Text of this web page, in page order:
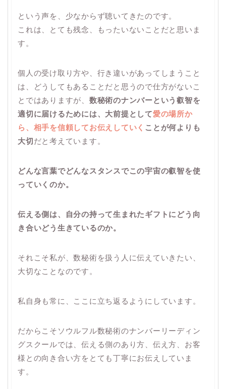
という声を、少なからず聴いてきたのです。
これは、とても残念、もったいないことだと思いま
す。
個人の受け取り方や、行き違いがあってしまうこと
は、どうしてもあることだと思うので仕方がないこ
とではありますが、 数秘術のナンバーという叡智を
適切に届けるためには、大前提として愛の場所か
ら、相手を信頼してお伝えしていく ことが何よりも
大切だと考えています。
どんな言葉でどんなスタンスでこの宇宙の叡智を使
っていくのか。
伝える側は、自分の持って生まれたギフトにどう向
き合いどう生きているのか。
それこそ私が、数秘術を扱う人に伝えていきたい、
大切なことなのです。
私自身も常に、ここに立ち返るようにしています。
だからこそソウルフル数秘術のナンバーリーディン
グスクールでは、伝える側のあり方、伝え方、お客
様との向き合い方をとても丁寧にお伝えしていま
す。